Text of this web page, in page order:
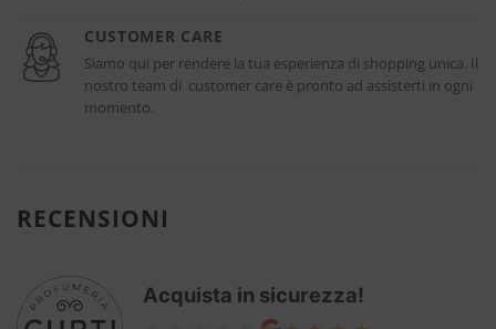
CUSTOMER CARE
Siamo qui per rendere la tua esperienza di shopping unica. Il
nostro team di customer care è pronto ad assisterti in ogni
momento.
RECENSIONI
Acquista in sicurezza!